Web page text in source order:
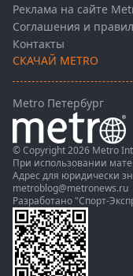
Реклама на сайте
Соглашения и
Контакты
СКАЧАЙ METRO
Metro Петербург
© Copyright 2026 Metro
При использовании
Адрес для юридически
metroblog@metronews.ru
Разработано "Спорт-